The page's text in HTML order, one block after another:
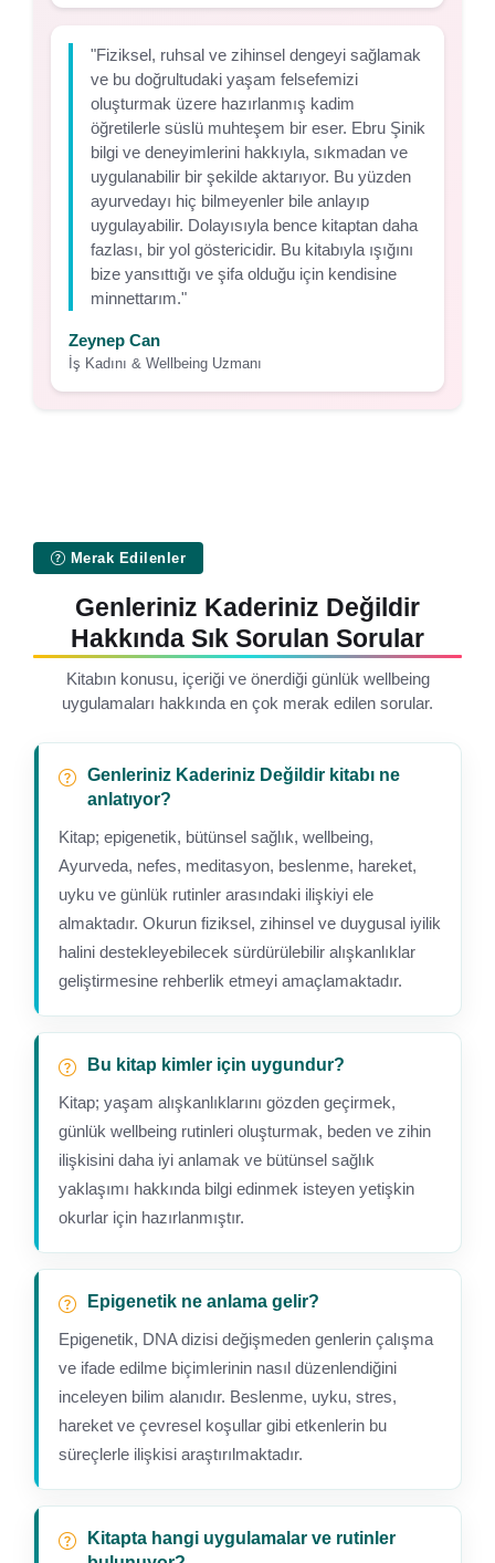
"Fiziksel, ruhsal ve zihinsel dengeyi sağlamak
ve bu doğrultudaki yaşam felsefemizi
oluşturmak üzere hazırlanmış kadim
öğretilerle süslü muhteşem bir eser. Ebru Şinik
bilgi ve deneyimlerini hakkıyla, sıkmadan ve
uygulanabilir bir şekilde aktarıyor. Bu yüzden
ayurvedayı hiç bilmeyenler bile anlayıp
uygulayabilir. Dolayısıyla bence kitaptan daha
fazlası, bir yol göstericidir. Bu kitabıyla ışığını
bize yansıttığı ve şifa olduğu için kendisine
minnettarım."
Zeynep Can
İş Kadını & Wellbeing Uzmanı
Merak Edilenler
Genleriniz Kaderiniz Değildir
Hakkında Sık Sorulan Sorular
Kitabın konusu, içeriği ve önerdiği günlük wellbeing
uygulamaları hakkında en çok merak edilen sorular.
Genleriniz Kaderiniz Değildir kitabı ne
anlatıyor?
Kitap; epigenetik, bütünsel sağlık, wellbeing,
Ayurveda, nefes, meditasyon, beslenme, hareket,
uyku ve günlük rutinler arasındaki ilişkiyi ele
almaktadır. Okurun fiziksel, zihinsel ve duygusal iyilik
halini destekleyebilecek sürdürülebilir alışkanlıklar
geliştirmesine rehberlik etmeyi amaçlamaktadır.
Bu kitap kimler için uygundur?
Kitap; yaşam alışkanlıklarını gözden geçirmek,
günlük wellbeing rutinleri oluşturmak, beden ve zihin
ilişkisini daha iyi anlamak ve bütünsel sağlık
yaklaşımı hakkında bilgi edinmek isteyen yetişkin
okurlar için hazırlanmıştır.
Epigenetik ne anlama gelir?
Epigenetik, DNA dizisi değişmeden genlerin çalışma
ve ifade edilme biçimlerinin nasıl düzenlendiğini
inceleyen bilim alanıdır. Beslenme, uyku, stres,
hareket ve çevresel koşullar gibi etkenlerin bu
süreçlerle ilişkisi araştırılmaktadır.
Kitapta hangi uygulamalar ve rutinler